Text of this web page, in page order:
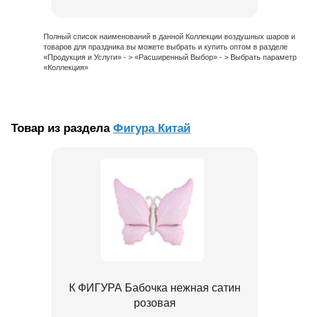
Полный список наименований в данной Коллекции воздушных шаров и
товаров для праздника вы можете выбрать и купить оптом в разделе
«Продукция и Услуги» - > «Расширенный Выбор» - > Выбрать параметр
«Коллекция»
Товар из раздела Фигура Китай
К ФИГУРА Бабочка нежная сатин
розовая